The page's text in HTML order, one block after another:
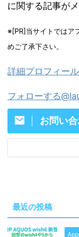
に関する記事がメ
※[PR]当サイトではア
めご了承下さい。
詳細プロフィー
フォローする
お問い
最近の投稿